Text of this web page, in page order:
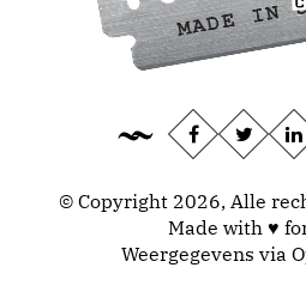
© Copyright 2026, Alle
Made with ♥
Weergegevens via